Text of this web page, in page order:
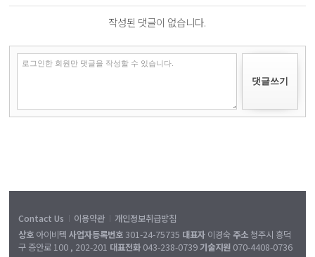
작성된 댓글이 없습니다.
Contact Us | 이용약관 | 개인정보취급방침
상호 아이비텍사업자등록번호 301-24-75735 대표자 이경숙주소 청주시 흥덕
구 증안로 100 , 202-201 대표전화 043-238-0739 기술지원 070-4408-0736